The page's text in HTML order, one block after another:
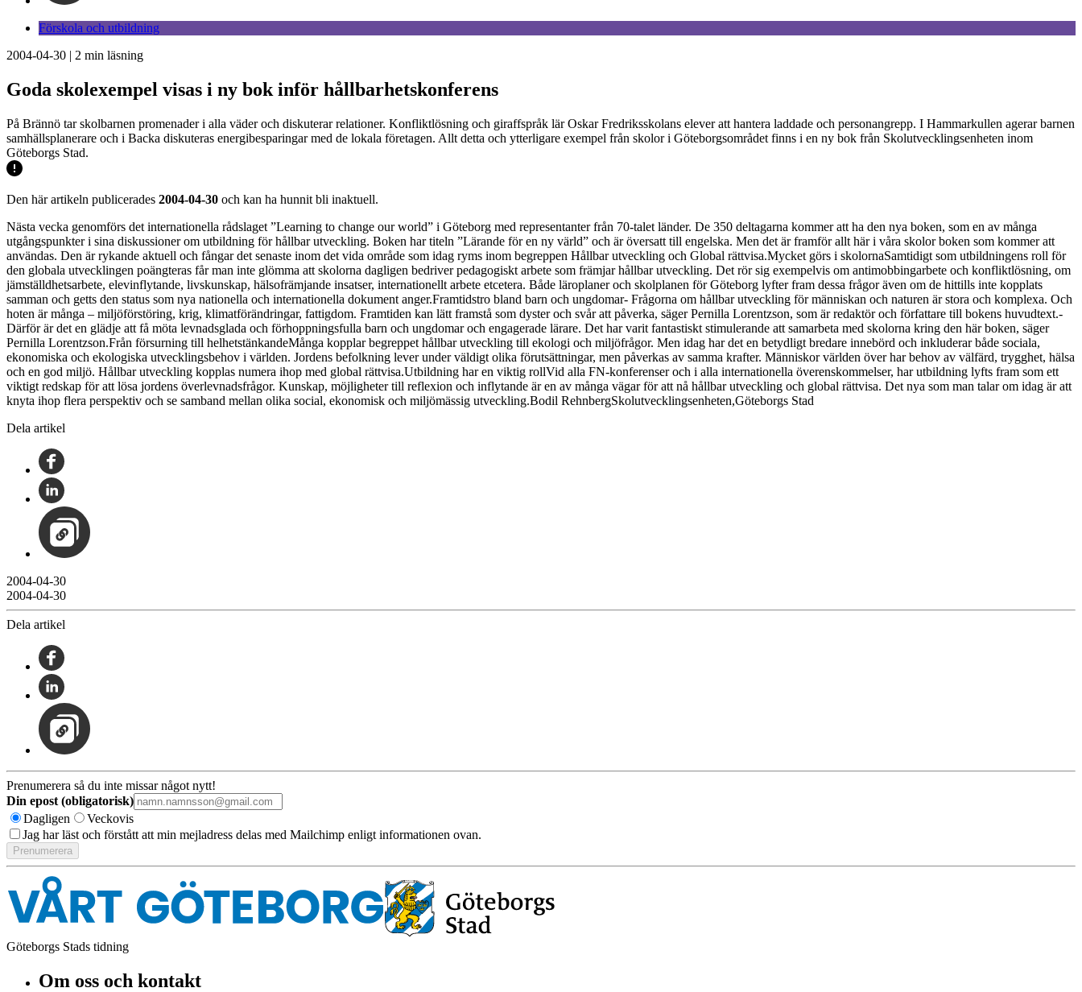
Förskola och utbildning
2004-04-30 | 2 min läsning
Goda skolexempel visas i ny bok inför hållbarhetskonferens
På Brännö tar skolbarnen promenader i alla väder och diskuterar relationer. Konfliktlösning och giraffspråk lär Oskar Fredriksskolans elever att hantera laddade och personangrepp. I Hammarkullen agerar barnen
samhällsplanerare och i Backa diskuteras energibesparingar med de lokala företagen. Allt detta och ytterligare exempel från skolor i Göteborgsområdet finns i en ny bok från Skolutvecklingsenheten inom
Göteborgs Stad.
Den här artikeln publicerades 2004-04-30 och kan ha hunnit bli inaktuell.
Nästa vecka genomförs det internationella rådslaget ”Learning to change our world” i Göteborg med representanter från 70-talet länder. De 350 deltagarna kommer att ha den nya boken, som en av många
utgångspunkter i sina diskussioner om utbildning för hållbar utveckling. Boken har titeln ”Lärande för en ny värld” och är översatt till engelska. Men det är framför allt här i våra skolor boken som kommer att
användas. Den är rykande aktuell och fångar det senaste inom det vida område som idag ryms inom begreppen Hållbar utveckling och Global rättvisa.Mycket görs i skolornaSamtidigt som utbildningens roll för
den globala utvecklingen poängteras får man inte glömma att skolorna dagligen bedriver pedagogiskt arbete som främjar hållbar utveckling. Det rör sig exempelvis om antimobbingarbete och konfliktlösning, om
jämställdhetsarbete, elevinflytande, livskunskap, hälsofrämjande insatser, internationellt arbete etcetera. Både läroplaner och skolplanen för Göteborg lyfter fram dessa frågor även om de hittills inte kopplats
samman och getts den status som nya nationella och internationella dokument anger.Framtidstro bland barn och ungdomar- Frågorna om hållbar utveckling för människan och naturen är stora och komplexa. Och
hoten är många – miljöförstöring, krig, klimatförändringar, fattigdom. Framtiden kan lätt framstå som dyster och svår att påverka, säger Pernilla Lorentzson, som är redaktör och författare till bokens huvudtext.-
Därför är det en glädje att få möta levnadsglada och förhoppningsfulla barn och ungdomar och engagerade lärare. Det har varit fantastiskt stimulerande att samarbeta med skolorna kring den här boken, säger
Pernilla Lorentzson.Från försurning till helhetstänkandeMånga kopplar begreppet hållbar utveckling till ekologi och miljöfrågor. Men idag har det en betydligt bredare innebörd och inkluderar både sociala,
ekonomiska och ekologiska utvecklingsbehov i världen. Jordens befolkning lever under väldigt olika förutsättningar, men påverkas av samma krafter. Människor världen över har behov av välfärd, trygghet, hälsa
och en god miljö. Hållbar utveckling kopplas numera ihop med global rättvisa.Utbildning har en viktig rollVid alla FN-konferenser och i alla internationella överenskommelser, har utbildning lyfts fram som ett
viktigt redskap för att lösa jordens överlevnadsfrågor. Kunskap, möjligheter till reflexion och inflytande är en av många vägar för att nå hållbar utveckling och global rättvisa. Det nya som man talar om idag är att
knyta ihop flera perspektiv och se samband mellan olika social, ekonomisk och miljömässig utveckling.Bodil RehnbergSkolutvecklingsenheten,Göteborgs Stad
Dela artikel
2004-04-30
2004-04-30
Dela artikel
Prenumerera så du inte missar något nytt!
Din epost (obligatorisk)
Dagligen
Veckovis
Jag har läst och förstått att min mejladress delas med Mailchimp enligt informationen ovan.
Göteborgs Stads tidning
Om oss och kontakt